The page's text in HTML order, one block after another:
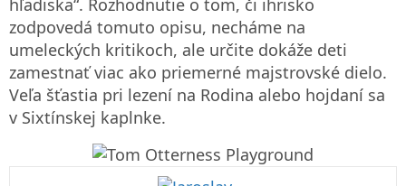
hľadiska“. Rozhodnutie o tom, či ihrisko
zodpovedá tomuto opisu, necháme na
umeleckých kritikoch, ale určite dokáže deti
zamestnať viac ako priemerné majstrovské dielo.
Veľa šťastia pri lezení na Rodina alebo hojdaní sa
v Sixtínskej kaplnke.